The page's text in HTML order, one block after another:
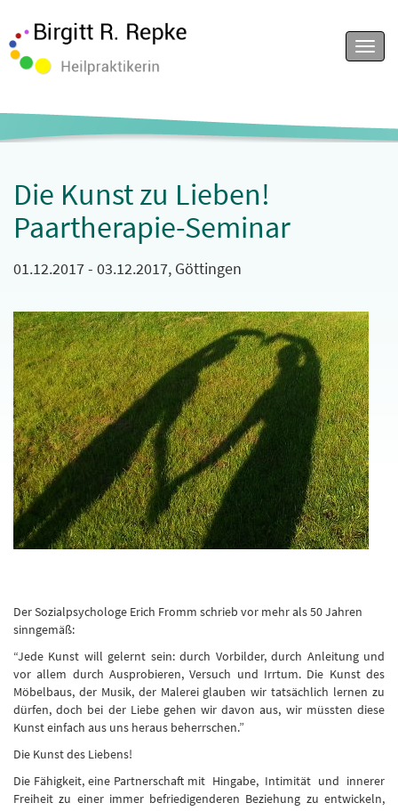
Menu
Die Kunst zu Lieben!
Paartherapie-Seminar
01.12.2017 - 03.12.2017, Göttingen
Der Sozialpsychologe Erich Fromm schrieb vor mehr als 50 Jahren
sinngemäß:
“Jede Kunst will gelernt sein: durch Vorbilder, durch Anleitung und
vor allem durch Ausprobieren, Versuch und Irrtum. Die Kunst des
Möbelbaus, der Musik, der Malerei glauben wir tatsächlich lernen zu
dürfen, doch bei der Liebe gehen wir davon aus, wir müssten diese
Kunst einfach aus uns heraus beherrschen.”
Die Kunst des Liebens!
Die Fähigkeit, eine Partnerschaft mit Hingabe, Intimität und innerer
Freiheit zu einer immer befriedigenderen Beziehung zu entwickeln,